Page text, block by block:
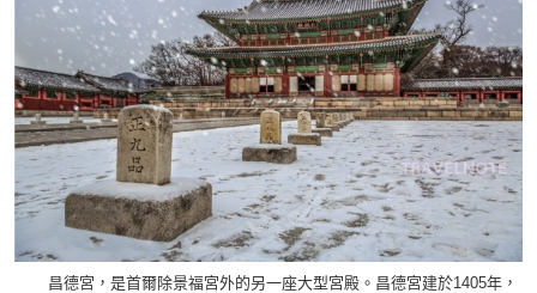
昌德宮，是首爾除景福宮外的另一座大型宮殿。昌德宮建於1405年，